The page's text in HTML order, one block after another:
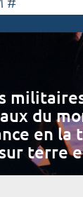
du
en la
terre